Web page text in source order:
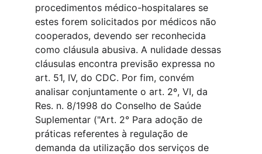
procedimentos médico-hospitalares se
estes forem solicitados por médicos não
cooperados, devendo ser reconhecida
como cláusula abusiva. A nulidade dessas
cláusulas encontra previsão expressa no
art. 51, IV, do CDC. Por fim, convém
analisar conjuntamente o art. 2º, VI, da
Res. n. 8/1998 do Conselho de Saúde
Suplementar ("Art. 2° Para adoção de
práticas referentes à regulação de
demanda da utilização dos serviços de